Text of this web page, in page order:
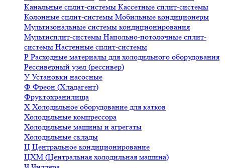
Канальные сплит-системы Кассетные сплит-системы
Колонные сплит-системы Мобильные кондиционеры
Мультизональные системы кондиционирования
Мультисплит-системы Напольно-потолочные сплит-
системы Настенные сплит-системы
Р Расходные материалы для холодильного оборудования
Рессиверный узел (рессивер)
У Установки насосные
Ф Фреон (Хладагент)
Фруктохранилища
Х Холодильное оборудование для катков
Холодильные компрессора
Холодильные машины и агрегаты
Холодильные склады
Ц Центральное кондиционирование
ЦХМ (Центральная холодильная машина)